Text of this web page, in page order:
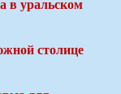
столице